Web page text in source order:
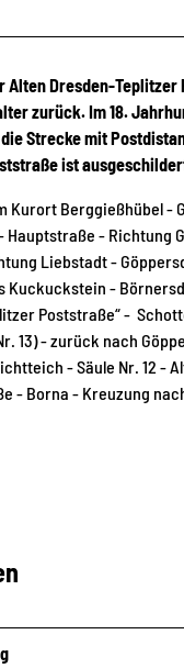
Alten Dresden-Teplitzer
zurück. Im 18.
Strecke mit
ist
Kurort Berggießhübel -
Hauptstraße - Richtung
Liebstadt -
Kuckuckstein -
Poststraße“ -
13) - zurück nach
- Säule Nr. 12 -
- Borna - Kreuzung